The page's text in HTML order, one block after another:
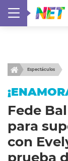
Espectáculos
Fede
para
con
prueba